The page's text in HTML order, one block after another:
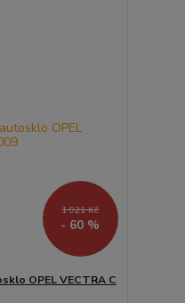
1 921 Kč
- 60 %
OPEL VECTRA C